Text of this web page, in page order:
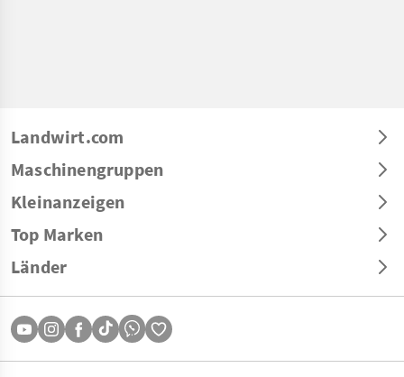
Landwirt.com
Maschinengruppen
Kleinanzeigen
Top Marken
Länder